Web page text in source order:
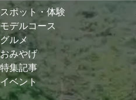
スポット・体験
モデルコース
グルメ
おみやげ
特集記事
イベント